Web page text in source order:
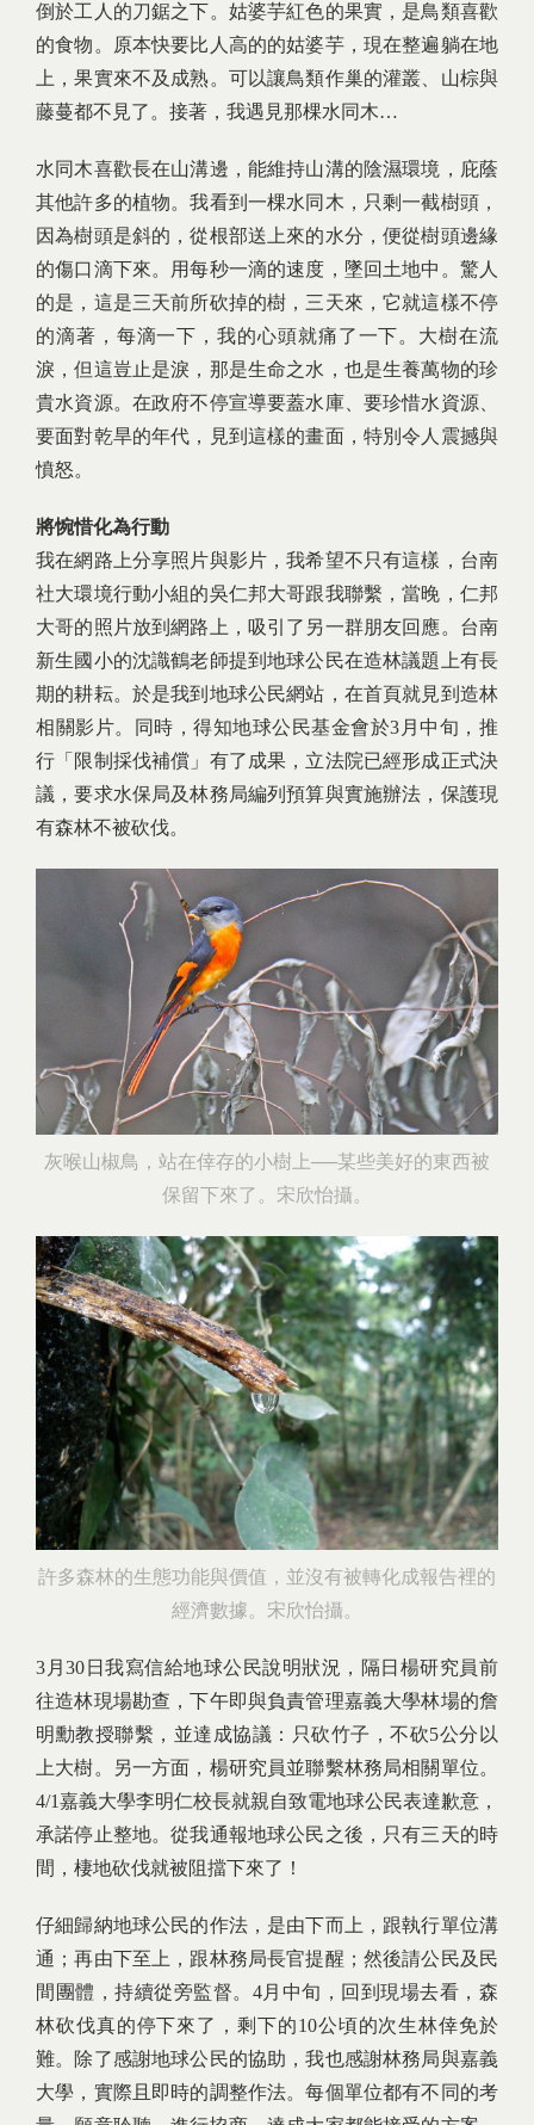
倒於工人的刀鋸之下。姑婆芋紅色的果實，是鳥類喜歡
的食物。原本快要比人高的的姑婆芋，現在整遍躺在地
上，果實來不及成熟。可以讓鳥類作巢的灌叢、山棕與
藤蔓都不見了。接著，我遇見那棵水同木…
水同木喜歡長在山溝邊，能維持山溝的陰濕環境，庇蔭
其他許多的植物。我看到一棵水同木，只剩一截樹頭，
因為樹頭是斜的，從根部送上來的水分，便從樹頭邊緣
的傷口滴下來。用每秒一滴的速度，墜回土地中。驚人
的是，這是三天前所砍掉的樹，三天來，它就這樣不停
的滴著，每滴一下，我的心頭就痛了一下。大樹在流
淚，但這豈止是淚，那是生命之水，也是生養萬物的珍
貴水資源。在政府不停宣導要蓋水庫、要珍惜水資源、
要面對乾旱的年代，見到這樣的畫面，特別令人震撼與
憤怒。
將惋惜化為行動
我在網路上分享照片與影片，我希望不只有這樣，台南
社大環境行動小組的吳仁邦大哥跟我聯繫，當晚，仁邦
大哥的照片放到網路上，吸引了另一群朋友回應。台南
新生國小的沈識鶴老師提到地球公民在造林議題上有長
期的耕耘。於是我到地球公民網站，在首頁就見到造林
相關影片。同時，得知地球公民基金會於3月中旬，推
行「限制採伐補償」有了成果，立法院已經形成正式決
議，要求水保局及林務局編列預算與實施辦法，保護現
有森林不被砍伐。
灰喉山椒鳥，站在倖存的小樹上──某些美好的東西被
保留下來了。宋欣怡攝。
許多森林的生態功能與價值，並沒有被轉化成報告裡的
經濟數據。 宋欣怡攝。
3月30日我寫信給地球公民說明狀況，隔日楊研究員前
往造林現場勘查，下午即與負責管理嘉義大學林場的詹
明勳教授聯繫，並達成協議：只砍竹子，不砍5公分以
上大樹。另一方面，楊研究員並聯繫林務局相關單位。
4/1嘉義大學李明仁校長就親自致電地球公民表達歉意，
承諾停止整地。從我通報地球公民之後，只有三天的時
間，棲地砍伐就被阻擋下來了！
仔細歸納地球公民的作法，是由下而上，跟執行單位溝
通；再由下至上，跟林務局長官提醒；然後請公民及民
間團體，持續從旁監督。4月中旬，回到現場去看，森
林砍伐真的停下來了，剩下的10公頃的次生林倖免於
難。除了感謝地球公民的協助，我也感謝林務局與嘉義
大學，實際且即時的調整作法。每個單位都有不同的考